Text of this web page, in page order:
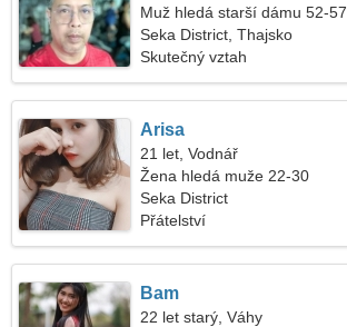
Muž hledá starší dámu 52-57
Seka District, Thajsko
Skutečný vztah
Arisa
21 let, Vodnář
Žena hledá muže 22-30
Seka District
Přátelství
Bam
22 let starý, Váhy